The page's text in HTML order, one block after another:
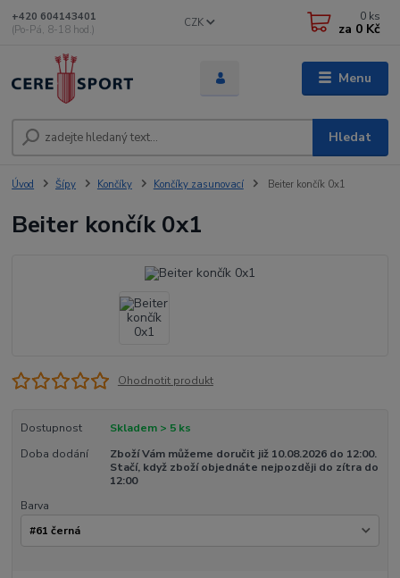
Menu
CZK
Hledat
+420 604143401
(Po-Pá, 8-18 hod.)
0 ks
za 0 Kč
Úvod Šípy Končíky Končíky zasunovací Beiter končík 0x1
Beiter končík 0x1
Ohodnotit produkt
Dostupnost
Skladem > 5 ks
Doba dodání
Zboží Vám můžeme doručit již 10.08.2026 do 12:00.
Stačí, když zboží objednáte nejpozději do zítra do
12:00
Barva